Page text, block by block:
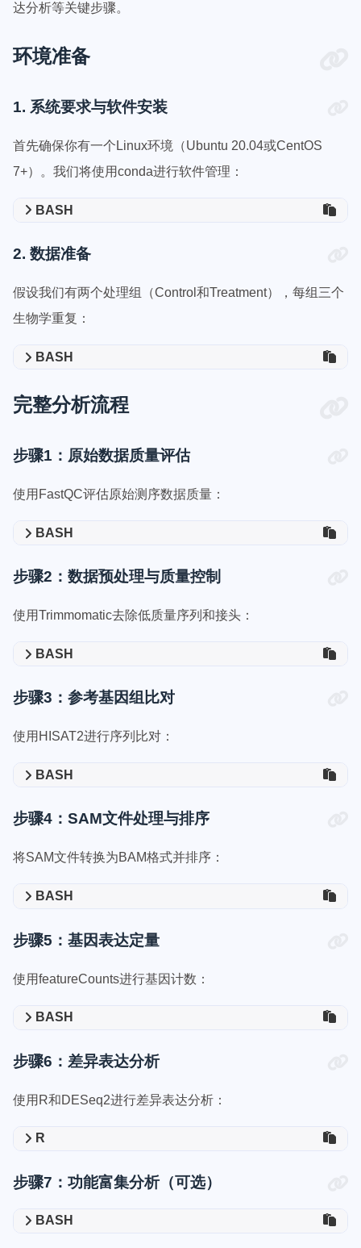
达分析等关键步骤。
环境准备
1. 系统要求与软件安装
首先确保你有一个Linux环境（Ubuntu 20.04或CentOS
7+）。我们将使用conda进行软件管理：
BASH
2. 数据准备
假设我们有两个处理组（Control和Treatment），每组三个
生物学重复：
BASH
完整分析流程
步骤1：原始数据质量评估
使用FastQC评估原始测序数据质量：
BASH
步骤2：数据预处理与质量控制
使用Trimmomatic去除低质量序列和接头：
BASH
步骤3：参考基因组比对
使用HISAT2进行序列比对：
BASH
步骤4：SAM文件处理与排序
将SAM文件转换为BAM格式并排序：
BASH
步骤5：基因表达定量
使用featureCounts进行基因计数：
BASH
步骤6：差异表达分析
使用R和DESeq2进行差异表达分析：
R
步骤7：功能富集分析（可选）
BASH